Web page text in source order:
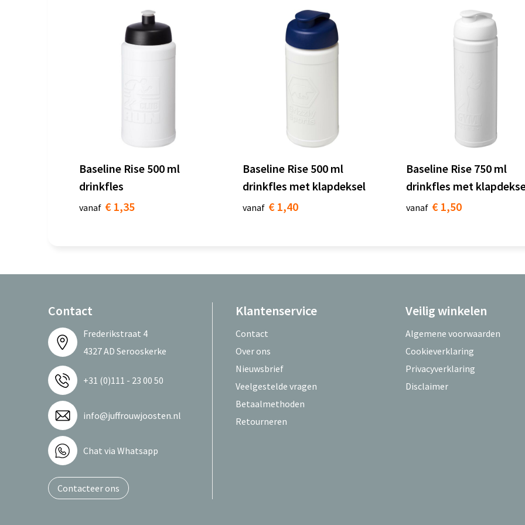
Baseline Rise 500 ml
drinkfles
vanaf € 1,35
Baseline Rise 500 ml
drinkfles met klapdeksel
vanaf € 1,40
Baseline Rise 750 ml
drinkfles met
vanaf € 1,50
Contact
Frederikstraat 4
4327 AD Serooskerke
+31 (0)111 - 23 00 50
info@juffrouwjoosten.nl
Chat via Whatsapp
Contacteer ons
Klantenservice
Contact
Over ons
Nieuwsbrief
Veelgestelde vragen
Betaalmethoden
Retourneren
Veilig winkelen
Algemene voorwaarden
Cookieverklaring
Privacyverklaring
Disclaimer